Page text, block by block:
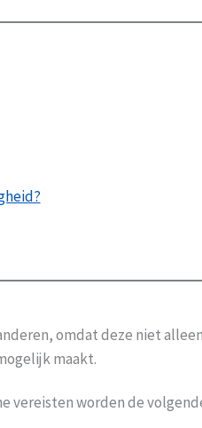
omdat deze niet
maakt.
vereisten worden de